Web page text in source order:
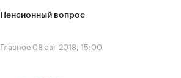
Пенсионный вопрос
Главное 08 авг 2018, 15:00